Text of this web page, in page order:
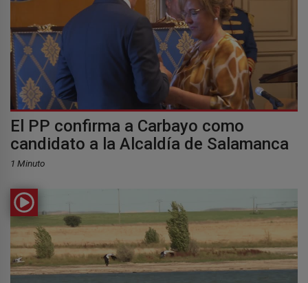
El PP confirma a Carbayo como
candidato a la Alcaldía de Salamanca
1 Minuto